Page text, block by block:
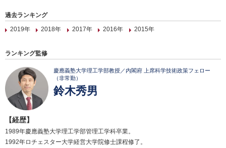
過去ランキング
2019年
2018年 2017年 2016年 2015年
ランキング監修
慶應義塾大学理工学部教授／内閣府 上席科学技術政策フェロー
（非常勤）
鈴木秀男
【経歴】
1989年慶應義塾大学理工学部管理工学科卒業。
1992年ロチェスター大学経営大学院修士課程修了。